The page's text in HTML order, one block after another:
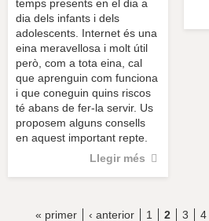
temps presents en el dia a
dia dels infants i dels
adolescents. Internet és una
eina meravellosa i molt útil
però, com a tota eina, cal
que aprenguin com funciona
i que coneguin quins riscos
té abans de fer-la servir. Us
proposem alguns consells
en aquest important repte.
Llegir més
« primer ‹ anterior 1 2 3 4